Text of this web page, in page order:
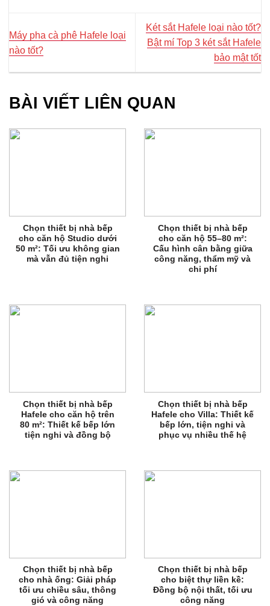
Máy pha cà phê Hafele loại
nào tốt?
Két sắt Hafele loại nào tốt?
Bật mí Top 3 két sắt Hafele
bảo mật tốt
BÀI VIẾT LIÊN QUAN
Chọn thiết bị nhà bếp
cho căn hộ Studio dưới
50 m²: Tối ưu không gian
mà vẫn đủ tiện nghi
Chọn thiết bị nhà bếp
cho căn hộ 55–80 m²:
Cấu hình cân bằng giữa
công năng, thẩm mỹ và
chi phí
Chọn thiết bị nhà bếp
Hafele cho căn hộ trên
80 m²: Thiết kế bếp lớn
tiện nghi và đồng bộ
Chọn thiết bị nhà bếp
Hafele cho Villa: Thiết kế
bếp lớn, tiện nghi và
phục vụ nhiều thế hệ
Chọn thiết bị nhà bếp
cho nhà ống: Giải pháp
tối ưu chiều sâu, thông
gió và công năng
Chọn thiết bị nhà bếp
cho biệt thự liền kề:
Đồng bộ nội thất, tối ưu
công năng